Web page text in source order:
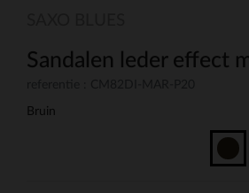
Sandalen leder effect
Bruin